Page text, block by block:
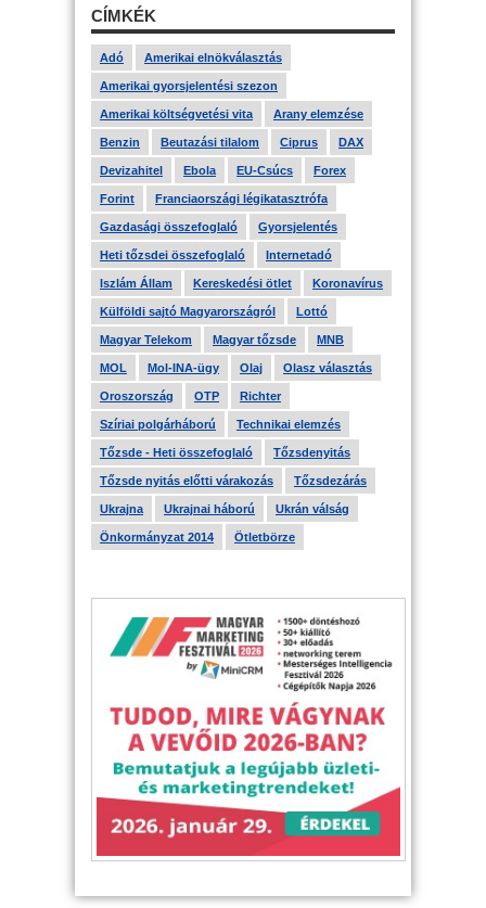
CÍMKÉK
Adó Amerikai elnökválasztás
Amerikai gyorsjelentési szezon
Amerikai költségvetési vita Arany elemzése
Benzin Beutazási tilalom Ciprus DAX
Devizahitel Ebola EU-Csúcs Forex
Forint Franciaországi légikatasztrófa
Gazdasági összefoglaló Gyorsjelentés
Heti tőzsdei összefoglaló Internetadó
Iszlám Állam Kereskedési ötlet Koronavírus
Külföldi sajtó Magyarországról Lottó
Magyar Telekom Magyar tőzsde MNB
MOL Mol-INA-ügy Olaj Olasz választás
Oroszország OTP Richter
Szíriai polgárháború Technikai elemzés
Tőzsde - Heti összefoglaló Tőzsdenyitás
Tőzsde nyitás előtti várakozás Tőzsdezárás
Ukrajna Ukrajnai háború Ukrán válság
Önkormányzat 2014 Ötletbörze